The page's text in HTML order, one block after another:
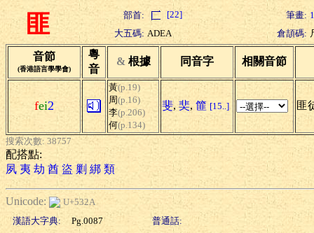
匪 部首: [22] 筆畫:
大五碼: ADEA 倉頡碼:
音節
(香港語言學學會)
粵
音
& 根據 同音字 相關音節
fei2
黃(p.19)
周(p.16)
李(p.206)
何(p.134)
斐, 奜, 篚 [15..] 匪
搜索次數: 38757
配搭點:
夙 夷 劫 酋 盜 剿 綁 類
Unicode:
U+532A
漢語大字典:
Pg.0087 普通話: